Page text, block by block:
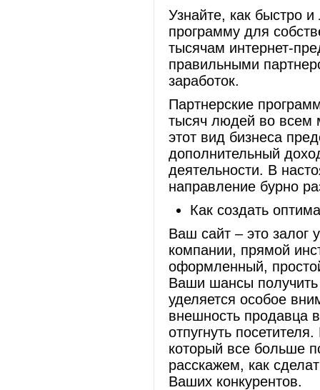
Узнайте, как быстро
программу для
тысячам интернет-
правильными
заработок.
Партнерские
тысяч людей во всем
этот вид бизнеса
дополнительный
деятельности. В
направление бурно
Как создать
Ваш сайт – это залог
компании, прямой
оформленный,
Ваши шансы получить
уделяется особое
внешность продавца
отпугнуть
который все больше
расскажем, как
Ваших конкурентов.